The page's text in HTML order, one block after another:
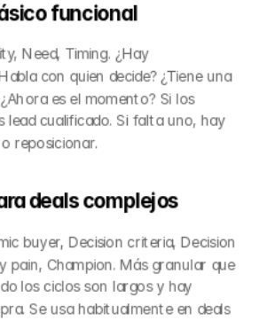
funcional
Need, Timing. ¿Hay
con quien decide? ¿Tiene una
es el momento? Si los
lead cualificado. Si falta uno, hay
reposicionar.
deals complejos
buyer, Decision criteria, Decision
pain, Champion. Más granular que
los ciclos son largos y hay
Se usa habitualmente en deals